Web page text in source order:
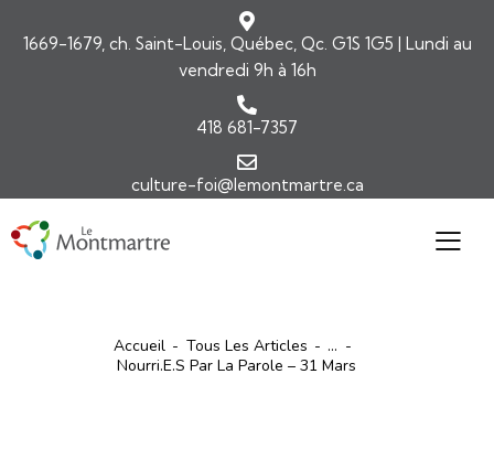
1669-1679, ch. Saint-Louis, Québec, Qc. G1S 1G5 | Lundi au
vendredi 9h à 16h
418 681-7357
culture-foi@lemontmartre.ca
Accueil Tous Les Articles
...
Nourri.e.s Par La Parole – 31 Mars